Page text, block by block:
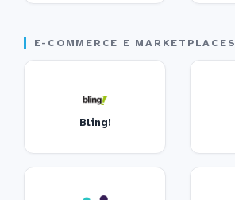
E-COMMERCE E MARKETPLACES
Bling!